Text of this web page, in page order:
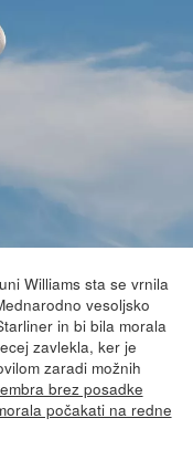
Williams sta se vrnila
vesoljsko
in bi bila morala
zavlekla, ker je
zaradi možnih
brez posadke
počakati na redne